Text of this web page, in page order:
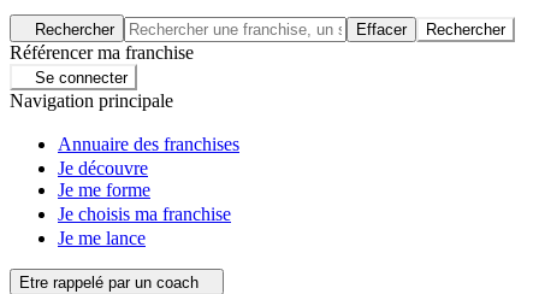
Rechercher Effacer Rechercher
Référencer ma franchise
Se connecter
Navigation principale
Annuaire des franchises
Je découvre
Je me forme
Je choisis ma franchise
Je me lance
Etre rappelé par un coach